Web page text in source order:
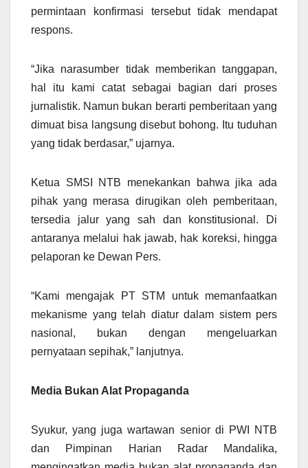
permintaan konfirmasi tersebut tidak mendapat
respons.
“Jika narasumber tidak memberikan tanggapan,
hal itu kami catat sebagai bagian dari proses
jurnalistik. Namun bukan berarti pemberitaan yang
dimuat bisa langsung disebut bohong. Itu tuduhan
yang tidak berdasar,” ujarnya.
Ketua SMSI NTB menekankan bahwa jika ada
pihak yang merasa dirugikan oleh pemberitaan,
tersedia jalur yang sah dan konstitusional. Di
antaranya melalui hak jawab, hak koreksi, hingga
pelaporan ke Dewan Pers.
“Kami mengajak PT STM untuk memanfaatkan
mekanisme yang telah diatur dalam sistem pers
nasional, bukan dengan mengeluarkan
pernyataan sepihak,” lanjutnya.
Media Bukan Alat Propaganda
Syukur, yang juga wartawan senior di PWI NTB
dan Pimpinan Harian Radar Mandalika,